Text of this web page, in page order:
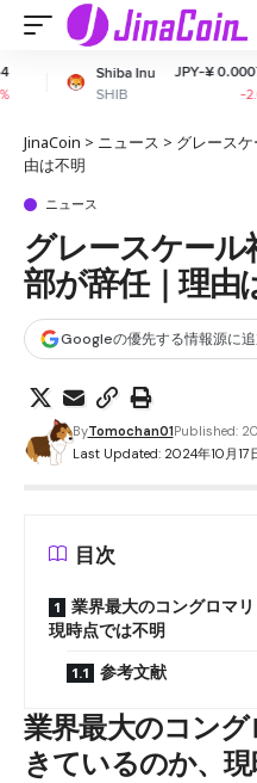
JPY-¥ 0.000759
-2.03%
JinaCoin > ニュース > グレース
由は不明
ニュース
グレースケール
部が辞任｜理由
Googleの優先する情報源に
Last Updated: 2024年10月17
ByTomochan01Published:
目次
業界最大のコングロマ
現時点では不明
参考文献
業界最大のコン
きているのか、